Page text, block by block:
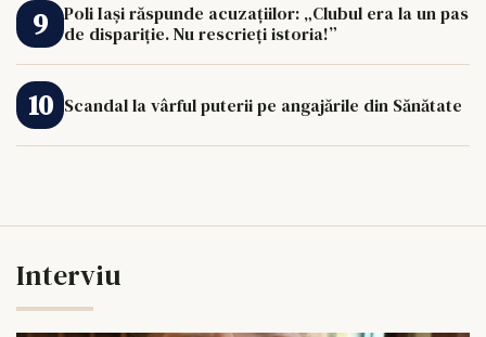
Poli Iași răspunde acuzațiilor: „Clubul era la un pas
de dispariție. Nu rescrieți istoria!”
Scandal la vârful puterii pe angajările din Sănătate
Interviu